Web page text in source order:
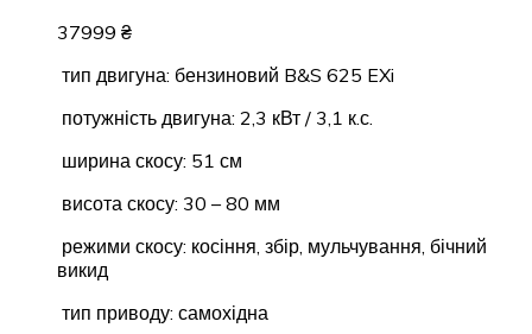
37999 ₴
тип двигуна: бензиновий B&S 625 EXi
потужність двигуна: 2,3 кВт / 3,1 к.с.
ширина скосу: 51 см
висота скосу: 30 – 80 мм
режими скосу: косіння, збір, мульчування, бічний
викид
тип приводу: самохідна